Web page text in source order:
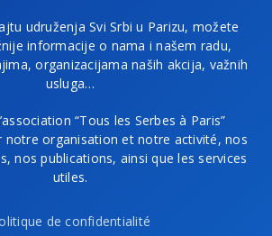
udruženja Svi Srbi u Parizu, možete
informacije o nama i našem radu,
organizacijama naših akcija, važnih
usluga…
“Tous les Serbes à Paris”
notre organisation et notre activité, nos
nos publications, ainsi que les services
utiles.
de confidentialité